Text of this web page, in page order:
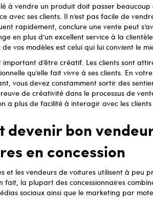
à vendre un produit doit passer
avec ses clients. Il n’est pas facile de
rapidement, conclure une vente peut
en plus d’un excellent service à la
vos modèles est celui qui lui convient le
important d’être créatif. Les clients sont
qu’elle fait vivre à ses clients. En
vous devez constamment sortir des
de créativité dans le processus de
a plus de facilité à interagir avec les
devenir bon
en concession
et les vendeurs de voitures utilisent à
fait, la plupart des concessionnaires
sociaux ainsi que le marketing par